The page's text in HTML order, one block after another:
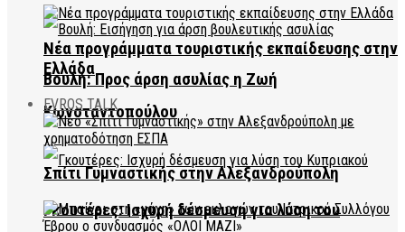
Βουλή: Προς άρση ασυλίας η Ζωή
Κωνσταντοπούλου
Γκουτέρες: Ισχυρή δέσμευση για λύση του
Νέα προγράμματα τουριστικής εκπαίδευσης στην
Ελλάδα
EVROS TALK
Σπίτι Γυμναστικής στην Αλεξανδρούπολη